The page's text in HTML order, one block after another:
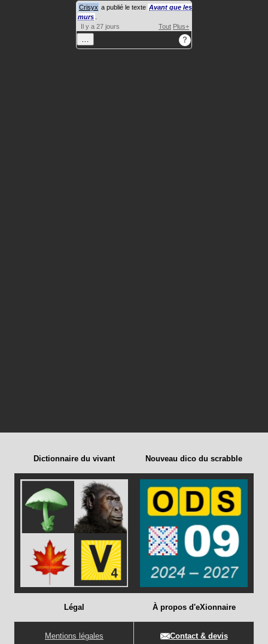
Crisyx a publié le texte Avant que les
murs
Il y a 27 jours
Tout Plus+
?
Dictionnaire du vivant Nouveau dico du scrabble
Légal
Mentions légales
À propos d'eXionnaire
Contact & devis